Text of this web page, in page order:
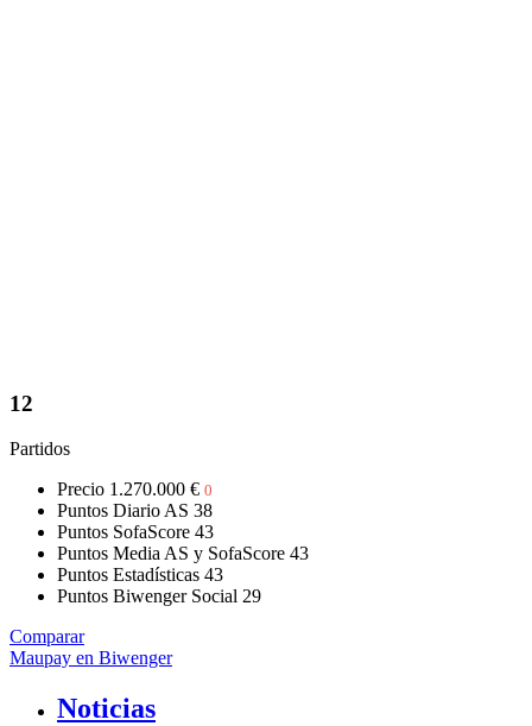
12
Partidos
Precio 1.270.000 € 0
Puntos Diario AS 38
Puntos SofaScore 43
Puntos Media AS y SofaScore 43
Puntos Estadísticas 43
Puntos Biwenger Social 29
Comparar
Maupay en Biwenger
Noticias